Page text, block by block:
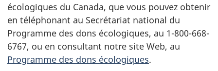
écologiques du Canada, que vous pouvez obtenir
en téléphonant au Secrétariat national du
Programme des dons écologiques, au 1-800-668-
6767, ou en consultant notre site Web, au
Programme des dons écologiques.